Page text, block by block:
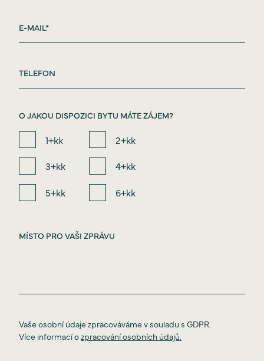
Úvod
O JAKOU DISPOZICI BYTU MÁTE ZÁJEM?
1+kk 2+kk
3+kk 4+kk
5+kk 6+kk
Vaše osobní údaje zpracováváme v souladu s GDPR.
Více informací ozpracování osobních údajů.